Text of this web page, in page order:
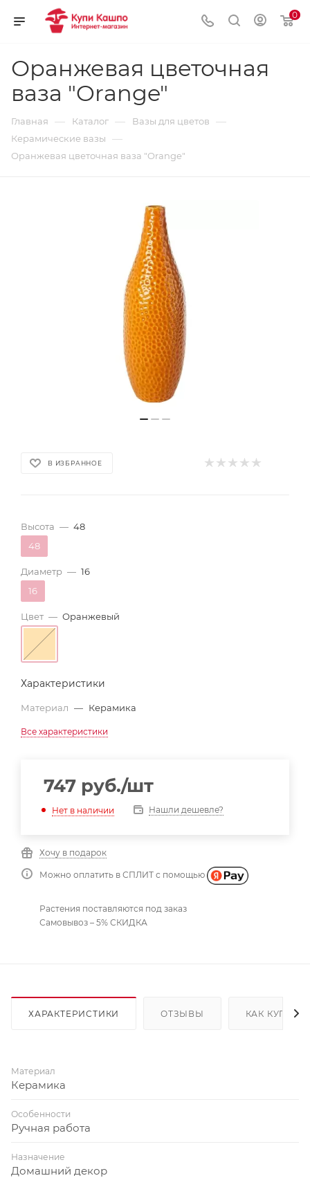
0
Оранжевая цветочная
ваза "Orange"
Главная — Каталог — Вазы для цветов —
Керамические вазы —
Оранжевая цветочная ваза "Orange"
В ИЗБРАННОЕ
Высота — 48
48
Диаметр — 16
16
Цвет — Оранжевый
Характеристики
Материал — Керамика
Все характеристики
747 руб./шт
Нет в наличии Нашли дешевле?
Хочу в подарок
Можно оплатить в СПЛИТ с помощью
Растения поставляются под заказ
Самовывоз – 5% СКИДКА
ХАРАКТЕРИСТИКИ ОТЗЫВЫ КАК КУПИТЬ
Материал
Керамика
Особенности
Ручная работа
Назначение
Домашний декор